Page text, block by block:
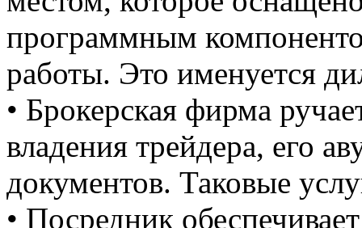
программным
работы. Это именуется
• Брокерская фирма
владения трейдера, его
документов. Таковые
• Посредник